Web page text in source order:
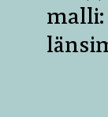
malli: